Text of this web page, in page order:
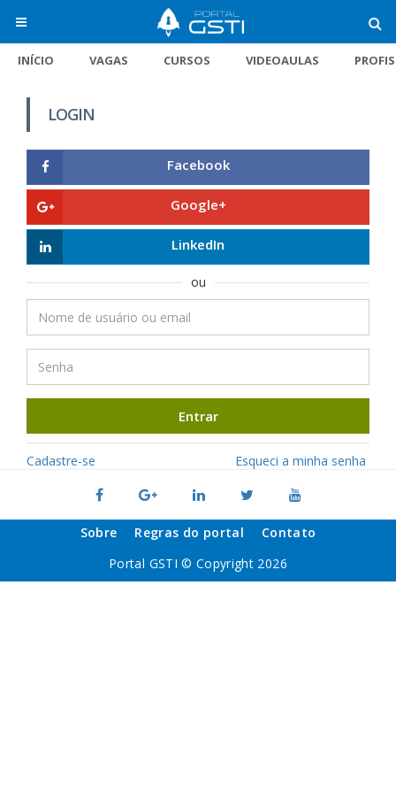
INÍCIO VAGAS CURSOS VIDEOAULAS
LOGIN
Facebook
Google+
LinkedIn
ou
Entrar
Cadastre-se Esqueci a minha senha
Sobre Regras do portal
Contato
Portal GSTI © Copyright 2026